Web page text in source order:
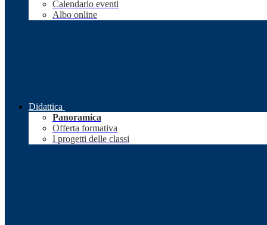
Calendario eventi
Albo online
Didattica
Panoramica
Offerta formativa
I progetti delle classi